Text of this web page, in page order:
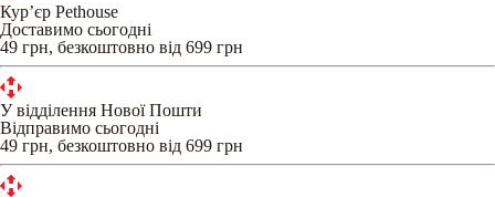
Кур’єр Pethouse
Доставимо сьогодні
49 грн, безкоштовно від 699 грн
У відділення Нової Пошти
Відправимо сьогодні
49 грн, безкоштовно від 699 грн